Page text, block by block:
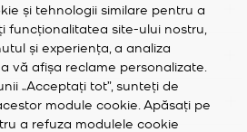
și tehnologii similare pentru a
funcționalitatea site-ului nostru,
și experiența, a analiza
vă afișa reclame personalizate.
„Acceptați tot”, sunteți de
module cookie. Apăsați pe
a refuza modulele cookie